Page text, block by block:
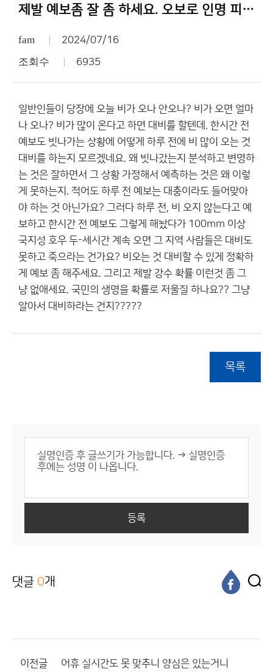
제발 예보좀 잘 좀 하세요. 오보로 인명 피해 많이 나야 정신차리 실?
fam 2024/07/16
조회수 6935
일반인들이 당장에 오늘 비가 오나 안오나? 비가 오면 얼마
나 오나? 비가 많이 온다고 하면 대비를 할텐데. 한시간 전
예보도 빗나가는 상황에 어떻게 하루 전에 비 많이 오는 것
대비를 하는지 모르겠네요. 왜 빗나갔는지 분석하고 변명하
는 것은 잘하면서 그 상황 가정해서 예측하는 것은 왜 이렇
게 못하는지. 적어도 하루 전 예보는 대충이라도 들어맞아
야 하는 것 아닌가요? 그러다 하루 전, 비 오지 않는다고 예
보하고 한시간 전 예보도 그렇게 해놨다가 100mm 이상
국지성 호우 두-세시간 계속 오면 그 지역 사람들은 대비도
못하고 죽으라는 건가요? 비오는 것 대비할 수 있게 정확하
게 예보 좀 해주세요. 그리고 제발 강수 확률 이런것 좀 그
냥 없애세요. 국민의 생명을 확률로 저울질 하나요?? 그냥
알아서 대비하라는 건지?????
목록
등록
댓글 0개
이전글 어휴 실시간도 못 맞추니 양심은 있는거니